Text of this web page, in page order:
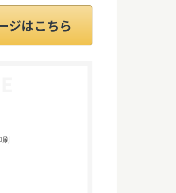
ジはこちら